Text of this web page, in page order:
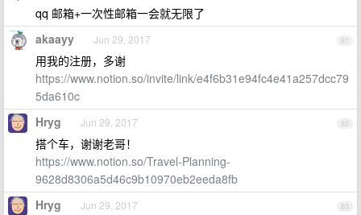
qq 邮箱+一次性邮箱一会就无限了
81
akaayy Jun 29, 2017
用我的注册，多谢
https://www.notion.so/invite/link/e4f6b31e94fc4e41a257dcc79
5da610c
82
Hryg Jun 29, 2017
搭个车，谢谢老哥！
https://www.notion.so/Travel-Planning-
9628d8306a5d46c9b10970eb2eeda8fb
83
Hryg Jun 29, 2017